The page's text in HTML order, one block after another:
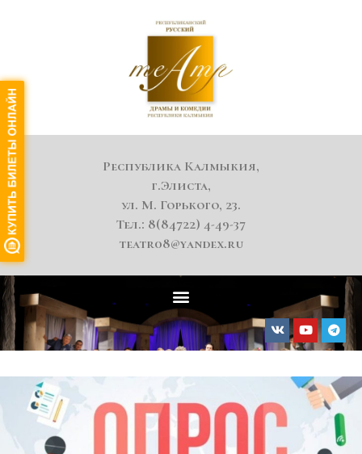
Республика Калмыкия,
г.Элиста,
ул. М. Горького, 23.
Тел.: 8(84722) 4-49-37
teatr08@yandex.ru